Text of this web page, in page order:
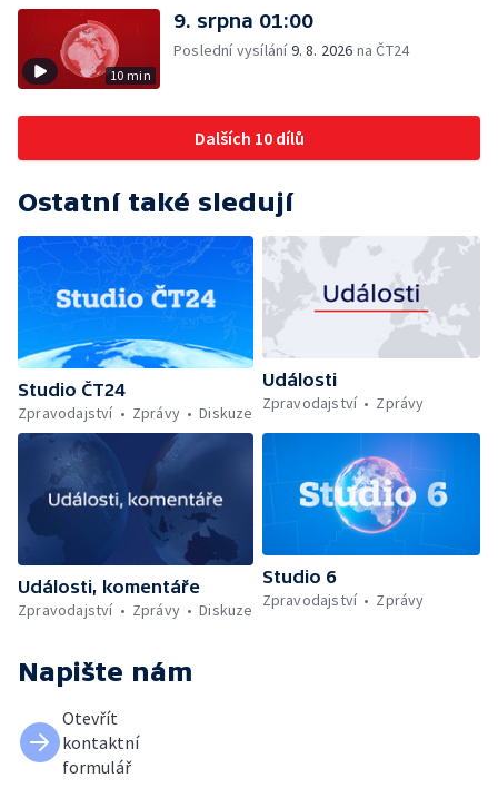
10 min
9. srpna 01:00
Poslední vysílání9. 8. 2026 na ČT24
Dalších 10 dílů
Ostatní také sledují
Studio ČT24
Zpravodajství
Zprávy Diskuze
Události
Zpravodajství
Zprávy
Události, komentáře
Zpravodajství
Zprávy Diskuze
Studio 6
Zpravodajství
Zprávy
Napište nám
Otevřít
kontaktní
formulář